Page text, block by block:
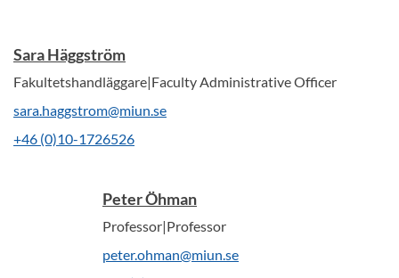
Sara Häggström
Fakultetshandläggare|Faculty Administrative Officer
sara.haggstrom@miun.se
+46 (0)10-1726526
Peter Öhman
Professor|Professor
peter.ohman@miun.se